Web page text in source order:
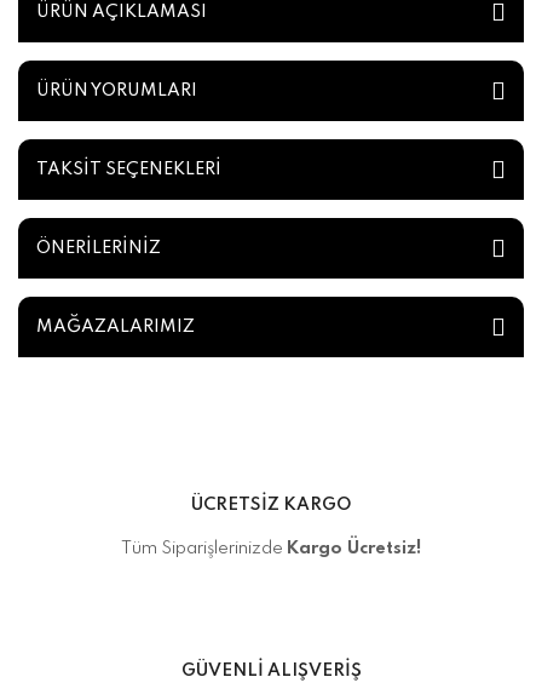
ÜRÜN AÇIKLAMASI
ÜRÜN YORUMLARI
TAKSİT SEÇENEKLERİ
ÖNERİLERİNİZ
MAĞAZALARIMIZ
ÜCRETSİZ KARGO
Tüm Siparişlerinizde Kargo Ücretsiz!
GÜVENLİ ALIŞVERİŞ